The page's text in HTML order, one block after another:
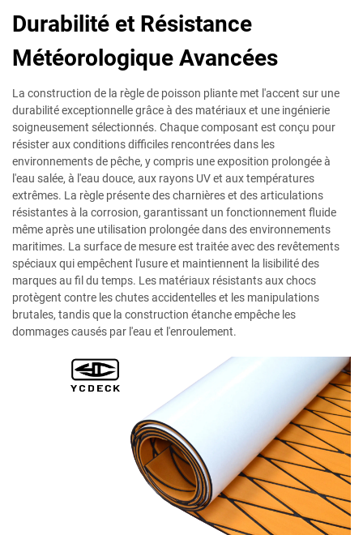
Durabilité et Résistance
Météorologique Avancées
La construction de la règle de poisson pliante met l'accent sur une
durabilité exceptionnelle grâce à des matériaux et une ingénierie
soigneusement sélectionnés. Chaque composant est conçu pour
résister aux conditions difficiles rencontrées dans les
environnements de pêche, y compris une exposition prolongée à
l'eau salée, à l'eau douce, aux rayons UV et aux températures
extrêmes. La règle présente des charnières et des articulations
résistantes à la corrosion, garantissant un fonctionnement fluide
même après une utilisation prolongée dans des environnements
maritimes. La surface de mesure est traitée avec des revêtements
spéciaux qui empêchent l'usure et maintiennent la lisibilité des
marques au fil du temps. Les matériaux résistants aux chocs
protègent contre les chutes accidentelles et les manipulations
brutales, tandis que la construction étanche empêche les
dommages causés par l'eau et l'enroulement.